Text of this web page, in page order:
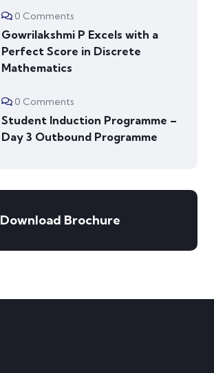
0 Comments
Gowrilakshmi P Excels with a
Perfect Score in Discrete
Mathematics
0 Comments
Student Induction Programme –
Day 3 Outbound Programme
Download Brochure